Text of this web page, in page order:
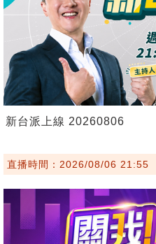
新台派上線 20260806
直播時間：2026/08/06 21:55